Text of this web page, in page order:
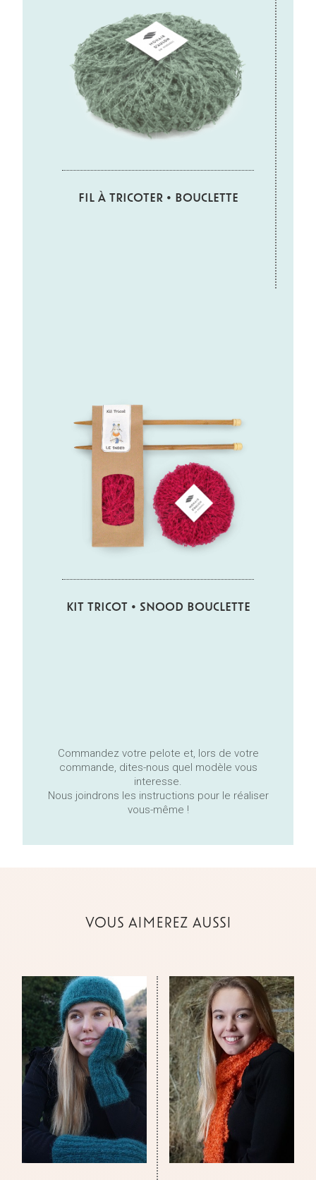
FIL À TRICOTER • BOUCLETTE
KIT TRICOT • SNOOD BOUCLETTE
Commandez votre pelote et, lors de votre
commande, dites-nous quel modèle vous
interesse.
Nous joindrons les instructions pour le réaliser
vous-même !
VOUS AIMEREZ AUSSI